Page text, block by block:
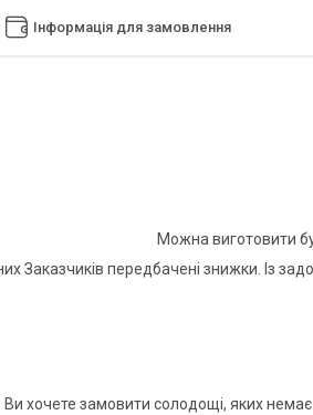
Інформація для замовлення
Можна виготовити
Заказчиків передбачені знижки. Із
хочете замовити солодощі, яких